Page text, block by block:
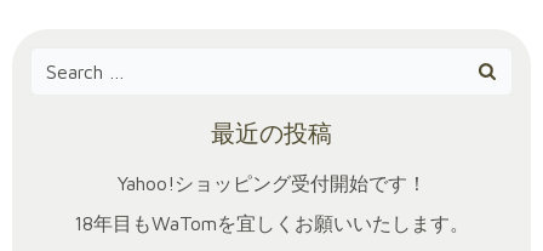
Search
最近の投稿
Yahoo!ショッピング受付開始です！
18年目もWaTomを宜しくお願いいたします。